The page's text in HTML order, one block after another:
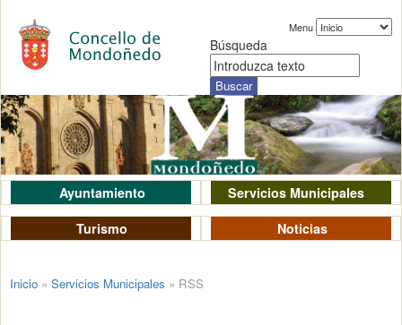
Menu
Búsqueda
Ayuntamiento
Servicios Municipales
Turismo
Noticias
Inicio » Servicios Municipales » RSS